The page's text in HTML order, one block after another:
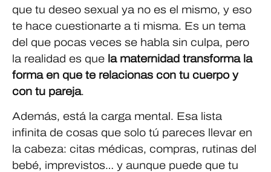
que tu deseo sexual ya no es el mismo, y eso
te hace cuestionarte a ti misma. Es un tema
del que pocas veces se habla sin culpa, pero
la realidad es que la maternidad transforma la
forma en que te relacionas con tu cuerpo y
con tu pareja.
Además, está la carga mental. Esa lista
infinita de cosas que solo tú pareces llevar en
la cabeza: citas médicas, compras, rutinas del
bebé, imprevistos… y aunque puede que tu